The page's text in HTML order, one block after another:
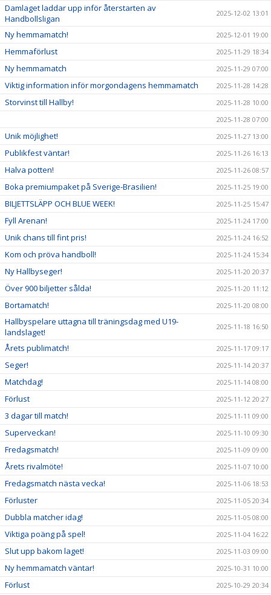
Damlaget laddar upp inför återstarten av
Handbollsligan
2025-12-02 13:01
Ny hemmamatch! 2025-12-01 19:00
Hemmaförlust 2025-11-29 18:34
Ny hemmamatch 2025-11-29 07:00
Viktig information inför morgondagens hemmamatch 2025-11-28 14:28
Storvinst till Hallby!
2025-11-28 10:00
2025-11-28 07:00
Unik möjlighet! 2025-11-27 13:00
Publikfest väntar! 2025-11-26 16:13
Halva potten! 2025-11-26 08:57
Boka premiumpaket på Sverige-Brasilien! 2025-11-25 19:00
BILJETTSLÄPP OCH BLUE WEEK! 2025-11-25 15:47
Fyll Arenan! 2025-11-24 17:00
Unik chans till fint pris! 2025-11-24 16:52
Kom och pröva handboll! 2025-11-24 15:34
Ny Hallbyseger! 2025-11-20 20:37
Över 900 biljetter sålda! 2025-11-20 11:12
Bortamatch! 2025-11-20 08:00
Hallbyspelare uttagna till träningsdag med U19-
landslaget!
2025-11-18 16:50
Årets publimatch! 2025-11-17 09:17
Seger! 2025-11-14 20:37
Matchdag! 2025-11-14 08:00
Förlust 2025-11-12 20:27
3 dagar till match! 2025-11-11 09:00
Superveckan! 2025-11-10 09:30
Fredagsmatch! 2025-11-09 09:00
Årets rivalmöte! 2025-11-07 10:00
Fredagsmatch nästa vecka! 2025-11-06 18:53
Förluster 2025-11-05 20:34
Dubbla matcher idag! 2025-11-05 08:00
Viktiga poäng på spel! 2025-11-04 16:22
Slut upp bakom laget! 2025-11-03 09:00
Ny hemmamatch väntar! 2025-10-31 10:00
Förlust 2025-10-29 20:34